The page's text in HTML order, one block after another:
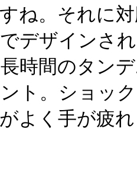
ね。それに
デザインさ
時間のタン
ト。ショッ
よく手が疲